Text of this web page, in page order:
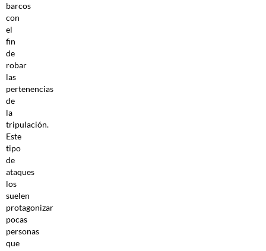
barcos
con
el
fin
de
robar
las
pertenencias
de
la
tripulación.
Este
tipo
de
ataques
los
suelen
protagonizar
pocas
personas
que